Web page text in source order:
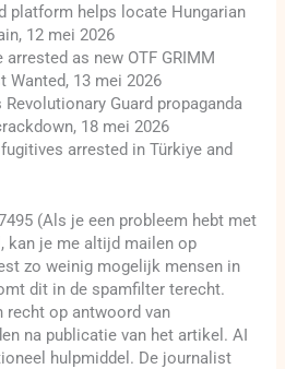
platform helps locate Hungarian
12 mei 2026
as new OTF GRIMM
Wanted, 13 mei 2026
Revolutionary Guard propaganda
18 mei 2026
arrested in Türkiye and
(Als je een probleem hebt met
kan je me altijd mailen op
zo weinig mogelijk mensen in
dit in de spamfilter terecht.
op antwoord van
na publicatie van het artikel. AI
hulpmiddel. De journalist